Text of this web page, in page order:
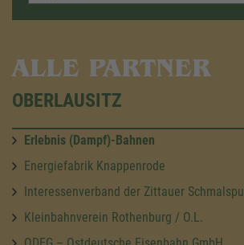
ALLE PARTNER
OBERLAUSITZ
Erlebnis (Dampf)-Bahnen
Energiefabrik Knappenrode
Interessenverband der Zittauer
Kleinbahnverein Rothenburg / O.L.